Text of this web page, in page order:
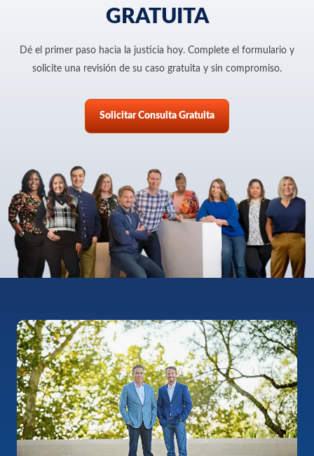
GRATUITA
Dé el primer paso hacia la justicia hoy. Complete el formulario y
solicite una revisión de su caso gratuita y sin compromiso.
Solicitar Consulta Gratuita